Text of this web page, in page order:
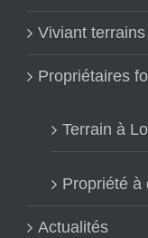
Viviant terrains
Propriétaires
Terrain à
Propriété à
Actualités